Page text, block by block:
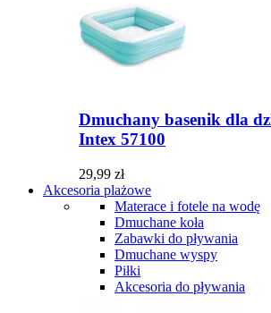
Dmuchany basenik dla
Intex 57100
29,99 zł
Akcesoria plażowe
Materace i fotele na wodę
Dmuchane koła
Zabawki do pływania
Dmuchane wyspy
Piłki
Akcesoria do pływania